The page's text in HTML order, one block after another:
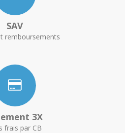
SAV
remboursements
3X
frais par CB